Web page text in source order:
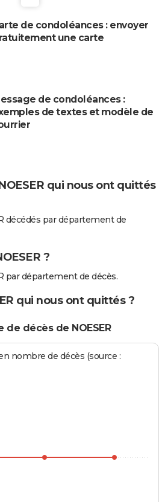
de condoléances : envoyer
une carte
de condoléances :
de textes et modèle de
qui nous ont quittés
décédés par département de
?
par département de décès.
qui nous ont quittés ?
de décès de NOESER
nombre de décès (source :